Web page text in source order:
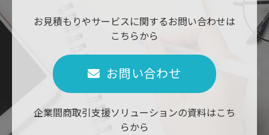
お見積もりやサービスに関するお問い合わせは
こちらから
お問い合わせ
企業間商取引支援ソリューションの資料はこち
らから